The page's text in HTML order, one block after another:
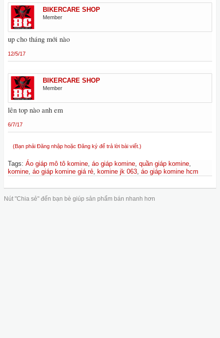
BIKERCARE SHOP
Member
up cho tháng mới nào
12/5/17
BIKERCARE SHOP
Member
lên top nào anh em
6/7/17
(Bạn phải Đăng nhập hoặc Đăng ký để trả lời bài viết.)
Tags: Áo giáp mô tô komine, áo giáp komine, quần giáp komine,
komine, áo giáp komine giá rẻ, komine jk 063, áo giáp komine hcm
Nút "Chia sẻ" đến bạn bè giúp sản phẩm bán nhanh hơn